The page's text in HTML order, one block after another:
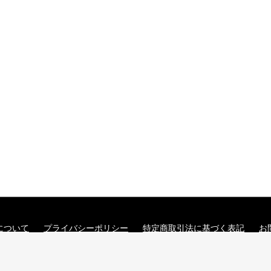
ついて プライバシーポリシー 特定商取引法に基づく表記 お